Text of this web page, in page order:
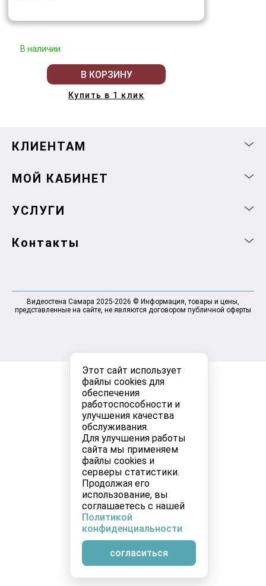
Этот сайт использует
файлы cookies для
обеспечения
работоспособности и
улучшения качества
обслуживания.
Для улучшения работы
сайта мы применяем
файлы cookies и
серверы статистики.
Продолжая его
использование, вы
соглашаетесь с нашей
Политикой
конфиденциальности
согласиться
В наличии
В КОРЗИНУ
Купить в 1 клик
КЛИЕНТАМ
МОЙ КАБИНЕТ
УСЛУГИ
Контакты
Видеостена Самара 2025-2026 © Информация, товары и цены,
представленные на сайте, не являются договором публичной оферты